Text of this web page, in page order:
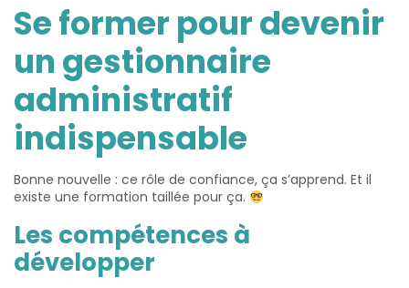
Se former pour devenir
un gestionnaire
administratif
indispensable
Bonne nouvelle : ce rôle de confiance, ça s’apprend. Et il
existe une formation taillée pour ça.
Les compétences à
développer